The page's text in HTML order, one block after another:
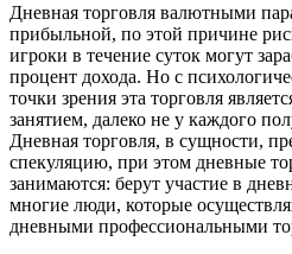
Дневная торговля валютными
прибыльной, по этой причине
игроки в течение суток могут
процент дохода. Но с
точки зрения эта торговля
занятием, далеко не у каждого
Дневная торговля, в сущности,
спекуляцию, при этом дневные
занимаются: берут участие в
многие люди, которые
дневными профессиональными